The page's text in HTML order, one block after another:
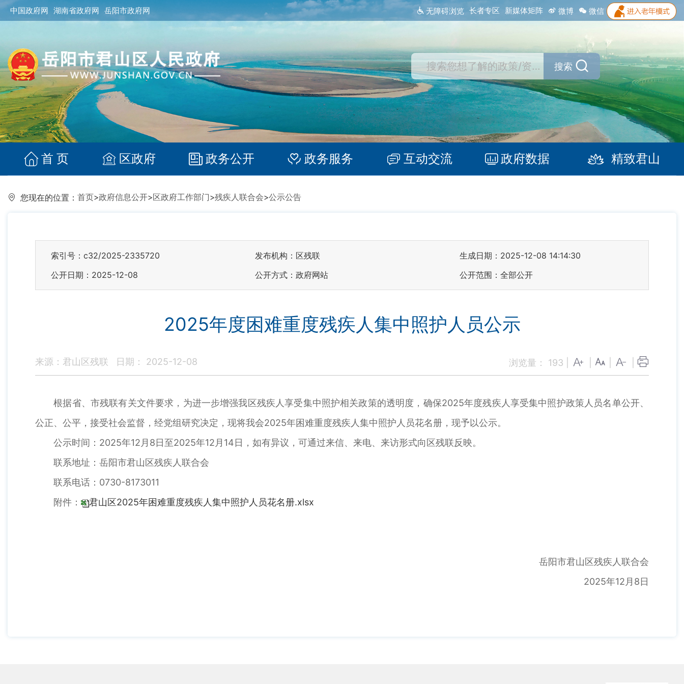
中国政府网 湖南省政府网 岳阳市政府网 无障碍浏览 长者专区 新媒体矩阵 微博 微信
搜索
首 页 区政府 政务公开 政务服务 互动交流 政府数据 精致君山
您现在的位置： 首页>政府信息公开>区政府工作部门>残疾人联合会>公示公告
索引号：c32/2025-2335720 发布机构：区残联
生成日期：2025-12-08 14:14:30
公开日期：2025-12-08
公开方式：政府网站 公开范围：全部公开
2025年度困难重度残疾人集中照护人员公示
来源：君山区残联 日期： 2025-12-08 浏览量： 193
根据省、市残联有关文件要求，为进一步增强我区残疾人享受集中照护相关政策的透明度，确保2025年度残疾人享受集中照护政策人员名单公开、
公正、公平，接受社会监督，经党组研究决定，现将我会2025年困难重度残疾人集中照护人员花名册，现予以公示。
公示时间：2025年12月8日至2025年12月14日，如有异议，可通过来信、来电、来访形式向区残联反映。
联系地址：岳阳市君山区残疾人联合会
联系电话：0730-8173011
附件：
君山区2025年困难重度残疾人集中照护人员花名册.xlsx
岳阳市君山区残疾人联合会
2025年12月8日